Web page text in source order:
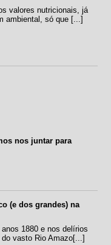
valores nutricionais, já
ambiental, só que [...]
nos juntar para
(e dos grandes) na
1880 e nos delírios
vasto Rio Amazo[...]